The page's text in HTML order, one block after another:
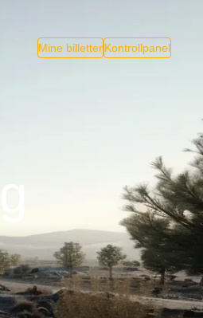
Mine billetterKontrollpanel